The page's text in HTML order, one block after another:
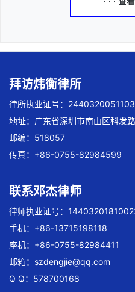
拜访炜衡律所
律所执业证号：
地址：广东省深圳市南山区科发
邮编：518057
传真：+86-0755-82984599
联系邓杰律师
律师执业证号：
手机：+86-13715198118
座机：+86-0755-82984411
邮箱： szdengjie@qq.com
Q Q：578700168